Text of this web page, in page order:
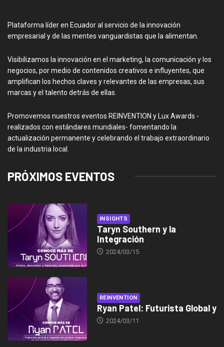
Plataforma líder en Ecuador al servicio de la innovación
empresarial y de las mentes vanguardistas que la alimentan.
Visibilizamos la innovación en el marketing, la comunicación y los
negocios, por medio de contenidos creativos e influyentes, que
amplifican los hechos claves y relevantes de las empresas, sus
marcas y el talento detrás de ellas.
Promovemos nuestros eventos REINVENTION y Lux Awards -
realizados con estándares mundiales- fomentando la
actualización permanente y celebrando el trabajo extraordinario
de la industria local.
PRÓXIMOS EVENTOS
INSIGHTS
Taryn Southern y la
Integración
2024/03/15
REINVENTION
Ryan Patel: Futurista Global y
2024/03/11